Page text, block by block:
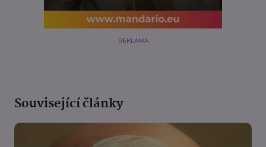
REKLAMA
Související články